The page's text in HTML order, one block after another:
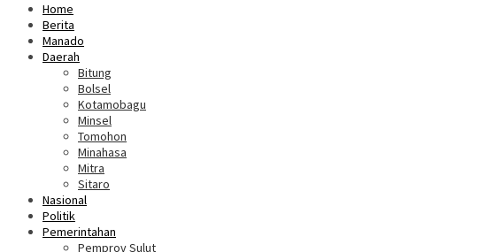
Home
Berita
Manado
Daerah
Bitung
Bolsel
Kotamobagu
Minsel
Tomohon
Minahasa
Mitra
Sitaro
Nasional
Politik
Pemerintahan
Pemprov Sulut